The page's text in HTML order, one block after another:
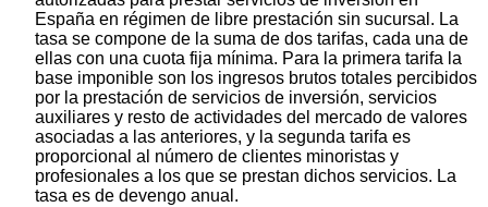
España en régimen de libre prestación sin sucursal. La
tasa se compone de la suma de dos tarifas, cada una de
ellas con una cuota fija mínima. Para la primera tarifa la
base imponible son los ingresos brutos totales percibidos
por la prestación de servicios de inversión, servicios
auxiliares y resto de actividades del mercado de valores
asociadas a las anteriores, y la segunda tarifa es
proporcional al número de clientes minoristas y
profesionales a los que se prestan dichos servicios. La
tasa es de devengo anual.